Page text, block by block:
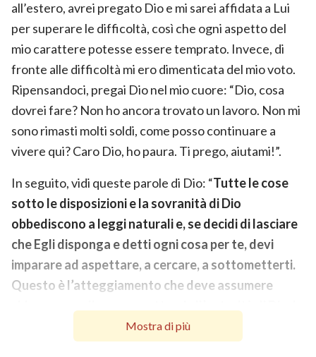
all’estero, avrei pregato Dio e mi sarei affidata a Lui
per superare le difficoltà, così che ogni aspetto del
mio carattere potesse essere temprato. Invece, di
fronte alle difficoltà mi ero dimenticata del mio voto.
Ripensandoci, pregai Dio nel mio cuore: “Dio, cosa
dovrei fare? Non ho ancora trovato un lavoro. Non mi
sono rimasti molti soldi, come posso continuare a
vivere qui? Caro Dio, ho paura. Ti prego, aiutami!”.
In seguito, vidi queste parole di Dio: “Tutte le cose
sotto le disposizioni e la sovranità di Dio
obbediscono a leggi naturali e, se decidi di lasciare
che Egli disponga e detti ogni cosa per te, devi
imparare ad aspettare, a cercare, a sottometterti.
Questo è l’atteggiamento che deve assumere
qualità fondamentale che deve possedere
chiunque voglia accettare la Sua sovranità e le Sue
Mostra di più